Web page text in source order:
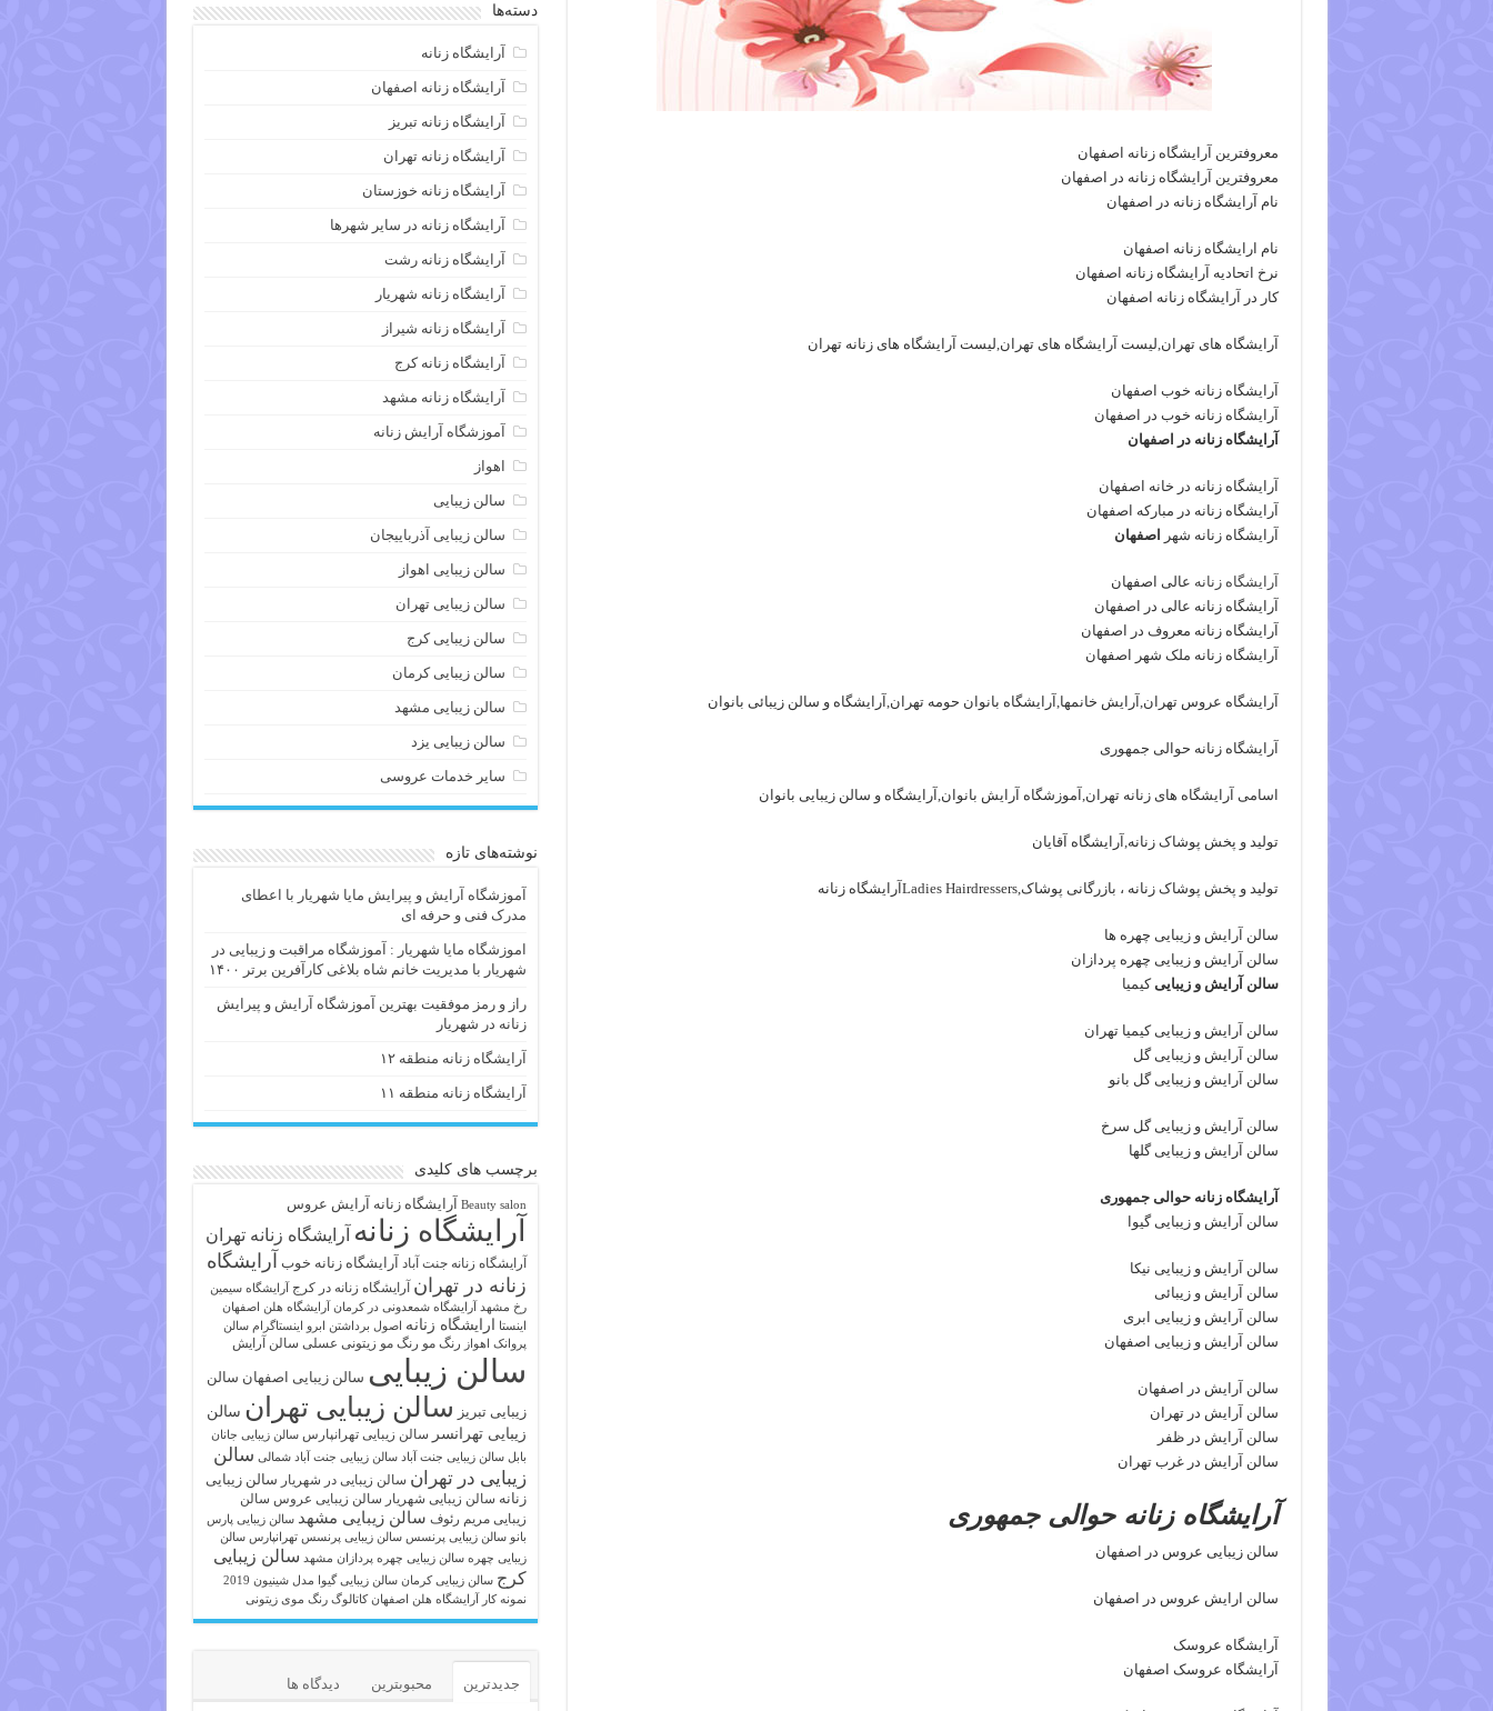
معروفترین آرایشگاه زنانه اصفهان
معروفترین آرایشگاه زنانه در اصفهان
نام آرایشگاه زنانه در اصفهان
نام ارایشگاه زنانه اصفهان
نرخ اتحادیه آرایشگاه زنانه اصفهان
کار در آرایشگاه زنانه اصفهان
آرایشگاه های تهران,لیست آرایشگاه های تهران,لیست آرایشگاه های زنانه تهران
آرایشگاه زنانه خوب اصفهان
آرایشگاه زنانه خوب در اصفهان
آرایشگاه زنانه در اصفهان
آرایشگاه زنانه در خانه اصفهان
آرایشگاه زنانه در مبارکه اصفهان
آرایشگاه زنانه شهر اصفهان
آرایشگاه زنانه عالی اصفهان
آرایشگاه زنانه عالی در اصفهان
آرایشگاه زنانه معروف در اصفهان
آرایشگاه زنانه ملک شهر اصفهان
آرایشگاه عروس تهران,آرایش خانمها,آرایشگاه بانوان حومه تهران,آرایشگاه و سالن زیبائی بانوان
آرایشگاه زنانه حوالی جمهوری
اسامی آرایشگاه های زنانه تهران,آموزشگاه آرایش بانوان,آرایشگاه و سالن زیبایی بانوان
تولید و پخش پوشاک زنانه,آرایشگاه آقایان
تولید و پخش پوشاک زنانه ، بازرگانی پوشاک,Ladies Hairdressersآرایشگاه زنانه
سالن آرایش و زیبایی چهره ها
سالن آرایش و زیبایی چهره پردازان
سالن آرایش و زیباییکیمیا
سالن آرایش و زیبایی کیمیا تهران
سالن آرایش و زیبایی گل
سالن آرایش و زیبایی گل بانو
سالن آرایش و زیبایی گل سرخ
سالن آرایش و زیبایی گلها
آرایشگاه زنانه حوالی جمهوری
سالن آرایش و زیبایی گیوا
سالن آرایش و زیبایی نیکا
سالن آرایش و زیبائی
سالن آرایش و زیبایی ابری
سالن آرایش و زیبایی اصفهان
سالن آرایش در اصفهان
سالن آرایش در تهران
سالن آرایش در ظفر
سالن آرایش در غرب تهران
آرایشگاه زنانه حوالی جمهوری
سالن زیبایی عروس در اصفهان
سالن ارایش عروس در اصفهان
آرایشگاه عروسک
آرایشگاه عروسک اصفهان
دسته‌ها
آرایشگاه زنانه
آرایشگاه زنانه اصفهان
آرایشگاه زنانه تبریز
آرایشگاه زنانه تهران
آرایشگاه زنانه خوزستان
آرایشگاه زنانه در سایر شهرها
آرایشگاه زنانه رشت
آرایشگاه زنانه شهریار
آرایشگاه زنانه شیراز
آرایشگاه زنانه کرج
آرایشگاه زنانه مشهد
آموزشگاه آرایش زنانه
اهواز
سالن زیبایی
سالن زیبایی آذرباییجان
سالن زیبایی اهواز
سالن زیبایی تهران
سالن زیبایی کرج
سالن زیبایی کرمان
سالن زیبایی مشهد
سالن زیبایی یزد
سایر خدمات عروسی
نوشته‌های تازه
آموزشگاه آرایش و پیرایش مایا شهریار با اعطای
مدرک فنی و حرفه ای
اموزشگاه مایا شهریار : آموزشگاه مراقبت و زیبایی در
شهریار با مدیریت خانم شاه بلاغی کارآفرین برتر ۱۴۰۰
راز و رمز موفقیت بهترین آموزشگاه آرایش و پیرایش
زنانه در شهریار
آرایشگاه زنانه منطقه ۱۲
آرایشگاه زنانه منطقه ۱۱
برچسب های کلیدی
Beauty salon آرايشگاه زنانه آرایش عروس
آرایشگاه زنانه آرایشگاه زنانه تهران
آرایشگاه زنانه جنت آباد آرایشگاه زنانه خوب آرایشگاه
زنانه در تهران آرایشگاه زنانه در کرج
آرایشگاه سیمین
رخ مشهد
آرایشگاه شمعدونی در کرمان آرایشگاه هلن اصفهان
اینستا ارایشگاه زنانه اصول برداشتن ابرو
اینستاگرام سالن
پروانک اهواز
رنگ مو رنگ مو زیتونی عسلی سالن آرایش
سالن زیبایی سالن زیبایی اصفهان سالن
زیبایی تبریز سالن زیبایی تهران سالن
زیبایی تهرانسر سالن زیبایی تهرانپارس سالن زیبایی جانان
بابل سالن زیبایی جنت آباد سالن زیبایی جنت آباد شمالی سالن
زیبایی در تهران سالن زیبایی در شهریار سالن زیبایی
زنانه سالن زیبایی شهریار سالن زیبایی عروس سالن
زیبایی مریم رئوف سالن زیبایی مشهد سالن زیبایی پارس
بانو سالن زیبایی پرنسس سالن زیبایی پرنسس تهرانپارس سالن
زیبایی چهره سالن زیبایی چهره پردازان مشهد سالن زیبایی
کرج سالن زیبایی کرمان سالن زیبایی گیوا
مدل شینیون 2019
نمونه کار آرایشگاه هلن اصفهان کاتالوگ رنگ موی زیتونی
جدیدترین محبوبترین دیدگاه ها